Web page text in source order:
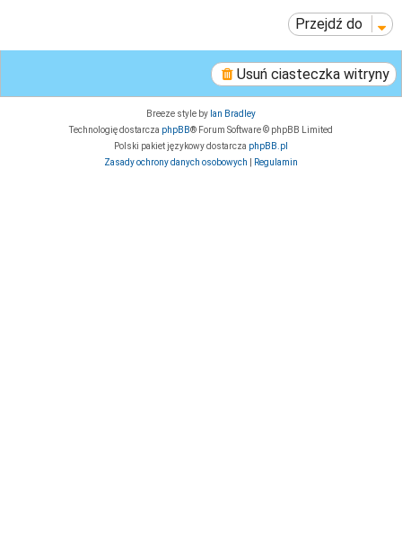
Przejdź do
Usuń ciasteczka witryny
Breeze style by Ian Bradley
Technologię dostarcza phpBB® Forum Software © phpBB Limited
Polski pakiet językowy dostarcza phpBB.pl
Zasady ochrony danych osobowych
Regulamin